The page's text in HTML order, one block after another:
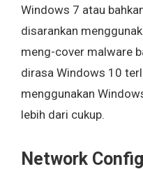
Windows 7 atau
disarankan
meng-cover malware
dirasa Windows 10
menggunakan
lebih dari cukup.
Network